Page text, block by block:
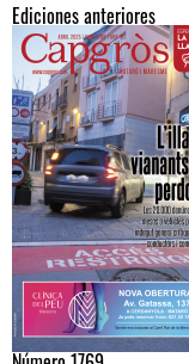
Ediciones anteriores